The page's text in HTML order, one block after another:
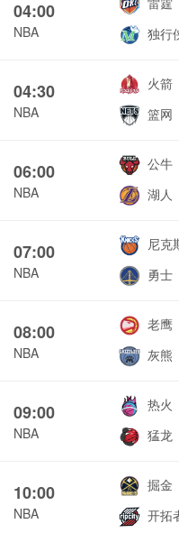
04:00
NBA
独行
04:30
NBA
火箭
篮网
06:00
NBA
公牛
湖人
07:00
NBA
尼克
勇士
08:00
NBA
老鹰
灰熊
09:00
NBA
热火
猛龙
10:00
NBA
掘金
开拓